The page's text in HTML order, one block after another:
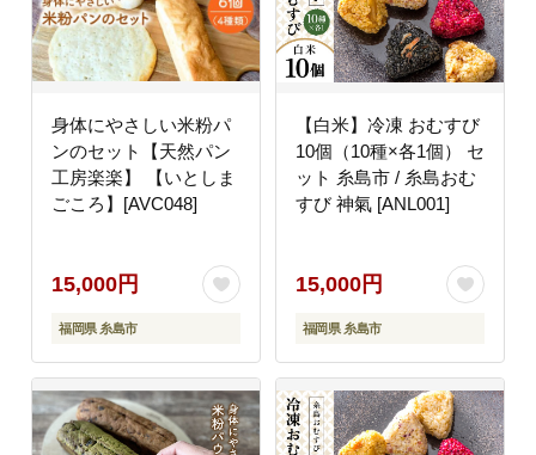
身体にやさしい米粉パ
ンのセット【天然パン
工房楽楽】 【いとしま
ごころ】[AVC048]
15,000円
福岡県 糸島市
【白米】冷凍 おむすび
10個（10種×各1個） セ
ット 糸島市 / 糸島おむ
すび 神氣 [ANL001]
15,000円
福岡県 糸島市